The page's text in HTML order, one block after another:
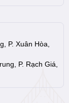
P. Xuân Hòa,
P. Rạch Giá,